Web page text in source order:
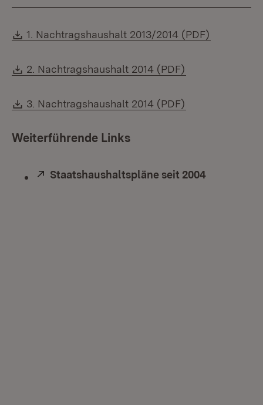
Download:
1. Nachtragshaushalt 2013/2014 (PDF)
Download:
2. Nachtragshaushalt 2014 (PDF)
Download:
3. Nachtragshaushalt 2014 (PDF)
Weiterführende Links
Extern:
Staatshaushaltspläne seit 2004